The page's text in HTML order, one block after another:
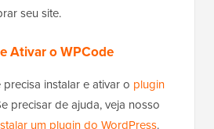
seu site.
Ativar o WPCode
instalar e ativar o plugin
precisar de ajuda, veja nosso
um plugin do WordPress.